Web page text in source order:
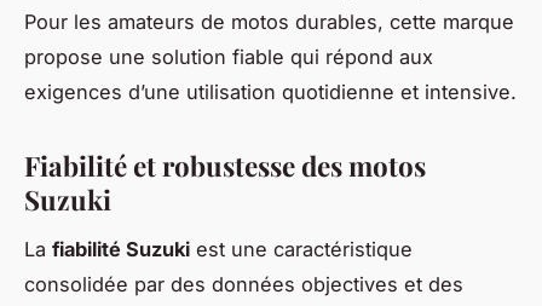
Pour les amateurs de motos durables, cette marque
propose une solution fiable qui répond aux
exigences d’une utilisation quotidienne et intensive.
Fiabilité et robustesse des motos
Suzuki
La fiabilité Suzuki est une caractéristique
consolidée par des données objectives et des